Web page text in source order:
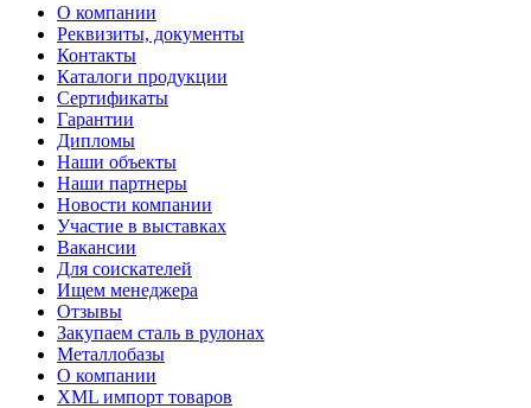
О компании
Реквизиты, документы
Контакты
Каталоги продукции
Сертификаты
Гарантии
Дипломы
Наши объекты
Наши партнеры
Новости компании
Участие в выставках
Вакансии
Для соискателей
Ищем менеджера
Отзывы
Закупаем сталь в рулонах
Металлобазы
О компании
XML импорт товаров